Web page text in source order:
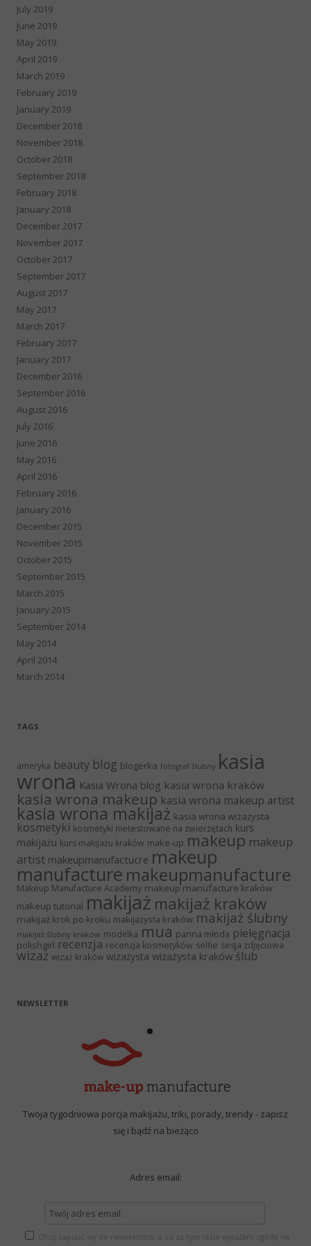
July 2019
June 2019
May 2019
April 2019
March 2019
February 2019
January 2019
December 2018
November 2018
October 2018
September 2018
February 2018
January 2018
December 2017
November 2017
October 2017
September 2017
August 2017
May 2017
March 2017
February 2017
January 2017
December 2016
September 2016
August 2016
July 2016
June 2016
May 2016
April 2016
February 2016
January 2016
December 2015
November 2015
October 2015
September 2015
March 2015
January 2015
September 2014
May 2014
April 2014
March 2014
TAGS
ameryka beauty blog blogerka fotograf ślubny kasia
wrona Kasia Wrona blog kasia wrona kraków
kasia wrona makeup kasia wrona makeup artist
kasia wrona makijaż kasia wrona wizażysta
kosmetyki kosmetyki nietestowane na zwierzętach kurs
makijażu kurs makijażu kraków make-up makeup makeup
artist makeupmanufactucre makeup
manufacture makeupmanufacture
Makeup Manufacture Academy makeup manufacture kraków
makeup tutorial makijaż makijaż kraków
makijaż krok po kroku makijażysta kraków makijaż ślubny
makijaż ślubny kraków modelka mua panna młoda pielęgnacja
polishgirl recenzja recenzja kosmetyków selfie sesja zdjęciowa
wizaż wizaż kraków wizażysta wizażysta kraków ślub
NEWSLETTER
Twoja tygodniowa porcja makijażu, triki, porady, trendy - zapisz
się i bądź na bieżąco
Adres email:
Chcę zapisać się do newslettera, a co za tym idzie wyrażam zgodę na